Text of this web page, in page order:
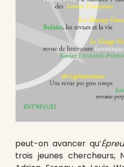
peut-on avancer qu’
trois jeunes chercheurs,